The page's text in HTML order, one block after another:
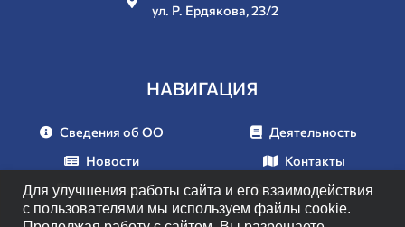
ул. Р. Ердякова, 23/2
НАВИГАЦИЯ
Сведения об ОО
Новости
Документы
Деятельность
Контакты
Мероприятия
Для улучшения работы сайта и его взаимодействия
с пользователями мы используем файлы cookie.